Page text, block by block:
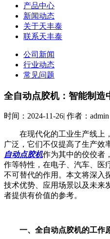
产品中心
新闻动态
关于天丰泰
联系天丰泰
公司新闻
行业动态
常见问题
全自动点胶机：智能制造
时间： 2024-11-26| 作者： admin
在现代化的工业生产线上
广泛，它们不仅提高了生产效
自动点胶机作为其中的佼佼者
作等特性，在电子、汽车、医
不可替代的作用。本文将深入
技术优势、应用场景以及未来
者提供有价值的参考。
一、全自动点胶机的工作